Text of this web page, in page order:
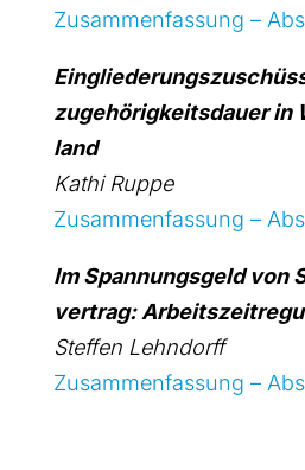
Zusam­men­fas­sung –
zu­ge­hö­rig­keits­dau­er
land
Kathi Rup­pe
Zusam­men­fas­sung –
Im Span­nungs­geld von
ver­trag:
Stef­fen Lehn­dorff
Zusam­men­fas­sung –